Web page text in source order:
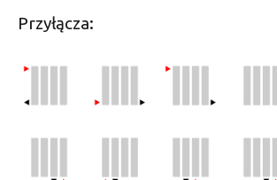
Przyłącza: